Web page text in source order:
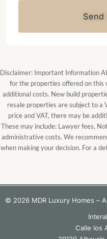
Disclaimer: Important Information
for the properties offered on this
additional costs. New build
resale properties are subject to a
price and VAT, there may be
These may include: Lawyer fees,
administrative costs. We
when making your decision. For a
© 2026 MDR Luxury Homes –
Calle los